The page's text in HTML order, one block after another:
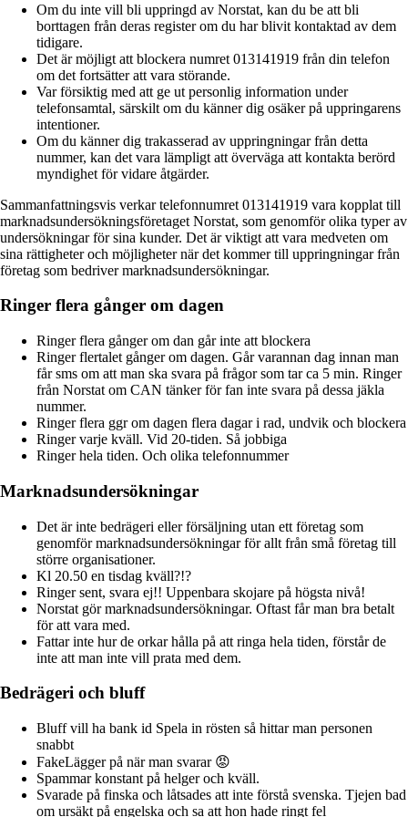
Om du inte vill bli uppringd av Norstat, kan du be att bli
borttagen från deras register om du har blivit kontaktad av dem
tidigare.
Det är möjligt att blockera numret 013141919 från din telefon
om det fortsätter att vara störande.
Var försiktig med att ge ut personlig information under
telefonsamtal, särskilt om du känner dig osäker på uppringarens
intentioner.
Om du känner dig trakasserad av uppringningar från detta
nummer, kan det vara lämpligt att överväga att kontakta berörd
myndighet för vidare åtgärder.
Sammanfattningsvis verkar telefonnumret 013141919 vara kopplat till
marknadsundersökningsföretaget Norstat, som genomför olika typer av
undersökningar för sina kunder. Det är viktigt att vara medveten om
sina rättigheter och möjligheter när det kommer till uppringningar från
företag som bedriver marknadsundersökningar.
Ringer flera gånger om dagen
Ringer flera gånger om dan går inte att blockera
Ringer flertalet gånger om dagen. Går varannan dag innan man
får sms om att man ska svara på frågor som tar ca 5 min. Ringer
från Norstat om CAN tänker för fan inte svara på dessa jäkla
nummer.
Ringer flera ggr om dagen flera dagar i rad, undvik och blockera
Ringer varje kväll. Vid 20-tiden. Så jobbiga
Ringer hela tiden. Och olika telefonnummer
Marknadsundersökningar
Det är inte bedrägeri eller försäljning utan ett företag som
genomför marknadsundersökningar för allt från små företag till
större organisationer.
Kl 20.50 en tisdag kväll?!?
Ringer sent, svara ej!! Uppenbara skojare på högsta nivå!
Norstat gör marknadsundersökningar. Oftast får man bra betalt
för att vara med.
Fattar inte hur de orkar hålla på att ringa hela tiden, förstår de
inte att man inte vill prata med dem.
Bedrägeri och bluff
Bluff vill ha bank id Spela in rösten så hittar man personen
snabbt
FakeLägger på när man svarar 😡
Spammar konstant på helger och kväll.
Svarade på finska och låtsades att inte förstå svenska. Tjejen bad
om ursäkt på engelska och sa att hon hade ringt fel